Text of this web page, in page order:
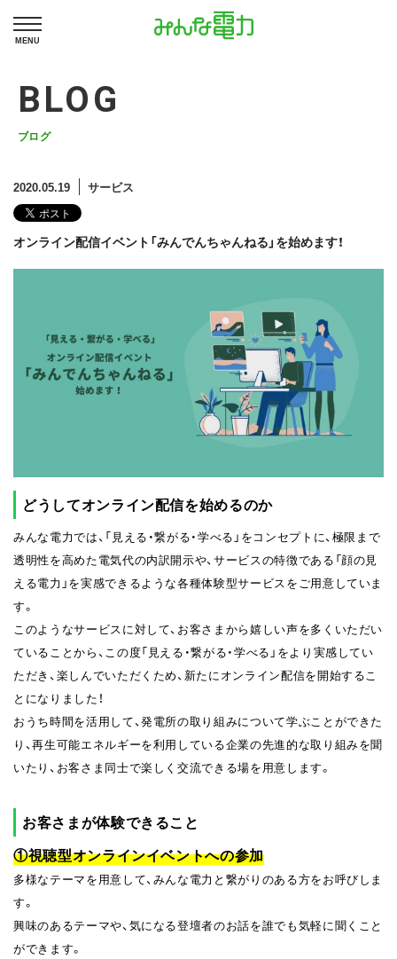
MENU
BLOG
ブログ
2020.05.19 サービス
オンライン配信イベント「みんでんちゃんねる」を始めます！
どうしてオンライン配信を始めるのか
みんな電力では、「見える・繋がる・学べる」をコンセプトに、極限まで
透明性を高めた電気代の内訳開示や、サービスの特徴である「顔の見
える電力」を実感できるような各種体験型サービスをご用意していま
す。
このようなサービスに対して、お客さまから嬉しい声を多くいただい
ていることから、この度「見える・繋がる・学べる」をより実感してい
ただき、楽しんでいただくため、新たにオンライン配信を開始するこ
とになりました！
おうち時間を活用して、発電所の取り組みについて学ぶことができた
り、再生可能エネルギーを利用している企業の先進的な取り組みを聞
いたり、お客さま同士で楽しく交流できる場を用意します。
お客さまが体験できること
①視聴型オンラインイベントへの参加
多様なテーマを用意して、みんな電力と繋がりのある方をお呼びしま
す。
興味のあるテーマや、気になる登壇者のお話を誰でも気軽に聞くこと
ができます。